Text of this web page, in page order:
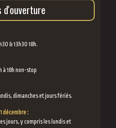
d'ouverture
& 13h30 18h.
à 18h non-stop
dimanches et jours fériés.
décembre :
jours, y compris les lundis et